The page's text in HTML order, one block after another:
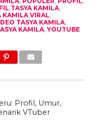
TASYA KAMILA,
KAMILA VIRAL,
TASYA KAMILA,
KAMILA, YOUTUBE
Profil, Umur,
VTuber